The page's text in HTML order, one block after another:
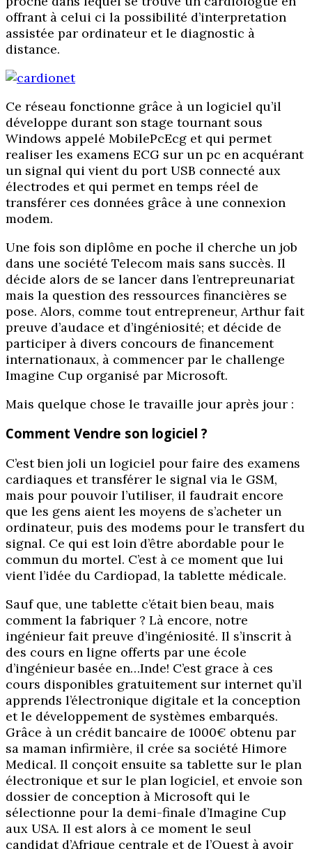
offrant à celui ci la possibilité d’interpretation
assistée par ordinateur et le diagnostic à
distance.
Ce réseau fonctionne grâce à un logiciel qu’il
développe durant son stage tournant sous
Windows appelé MobilePcEcg et qui permet
realiser les examens ECG sur un pc en acquérant
un signal qui vient du port USB connecté aux
électrodes et qui permet en temps réel de
transférer ces données grâce à une connexion
modem.
Une fois son diplôme en poche il cherche un job
dans une société Telecom mais sans succès. Il
décide alors de se lancer dans l’entrepreunariat
mais la question des ressources financières se
pose. Alors, comme tout entrepreneur, Arthur fait
preuve d’audace et d’ingéniosité; et décide de
participer à divers concours de financement
internationaux, à commencer par le challenge
Imagine Cup organisé par Microsoft.
Mais quelque chose le travaille jour après jour :
Comment Vendre son logiciel ?
C’est bien joli un logiciel pour faire des examens
cardiaques et transférer le signal via le GSM,
mais pour pouvoir l’utiliser, il faudrait encore
que les gens aient les moyens de s’acheter un
ordinateur, puis des modems pour le transfert du
signal. Ce qui est loin d’être abordable pour le
commun du mortel. C’est à ce moment que lui
vient l’idée du Cardiopad, la tablette médicale.
Sauf que, une tablette c’était bien beau, mais
comment la fabriquer ? Là encore, notre
ingénieur fait preuve d’ingéniosité. Il s’inscrit à
des cours en ligne offerts par une école
d’ingénieur basée en…Inde! C’est grace à ces
cours disponibles gratuitement sur internet qu’il
apprends l’électronique digitale et la conception
et le développement de systèmes embarqués.
Grâce à un crédit bancaire de 1000€ obtenu par
sa maman infirmière, il crée sa société Himore
Medical. Il conçoit ensuite sa tablette sur le plan
électronique et sur le plan logiciel, et envoie son
dossier de conception à Microsoft qui le
sélectionne pour la demi-finale d’Imagine Cup
aux USA. Il est alors à ce moment le seul
candidat d’Afrique centrale et de l’Ouest à avoir